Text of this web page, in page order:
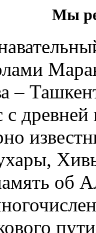
Мы
–
с
об